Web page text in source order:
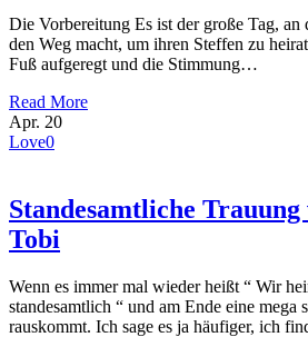
Die Vorbereitung Es ist der große Tag, an
den Weg macht, um ihren Steffen zu
Fuß aufgeregt und die Stimmung…
Read More
Apr. 20
Love0
Standesamtliche
Tobi
Wenn es immer mal wieder heißt “ Wir
standesamtlich “ und am Ende eine mega
rauskommt. Ich sage es ja häufiger, ich